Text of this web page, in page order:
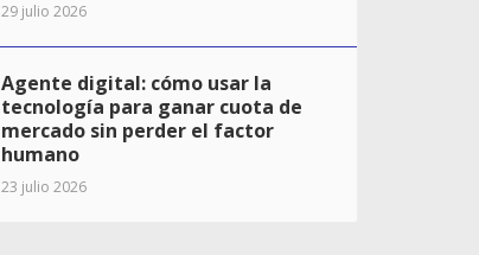
29 julio 2026
Agente digital: cómo usar la
tecnología para ganar cuota de
mercado sin perder el factor
humano
23 julio 2026